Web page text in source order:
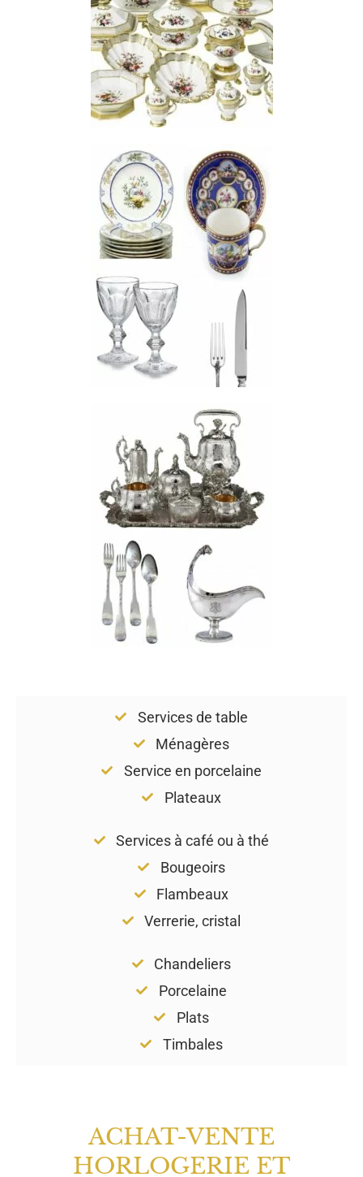
Services de table
Ménagères
Service en porcelaine
Plateaux
Services à café ou à thé
Bougeoirs
Flambeaux
Verrerie, cristal
Chandeliers
Porcelaine
Plats
Timbales
ACHAT-VENTE
HORLOGERIE ET